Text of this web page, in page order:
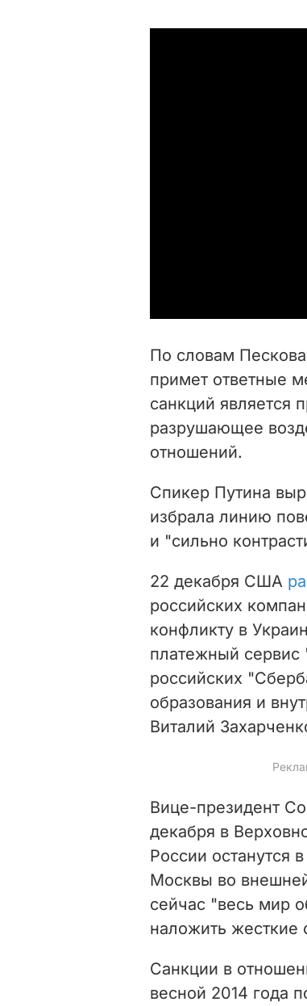
По словам
примет ответные
санкций является
разрушающее
отношений.
Спикер Путина
избрала линию
и "сильно
22 декабря США
российских
конфликту в
платежный сервис
российских
образования и
Виталий
Вице-президент
декабря в
России останутся
Москвы во
сейчас "весь мир
наложить жесткие
Санкции в
весной 2014 года